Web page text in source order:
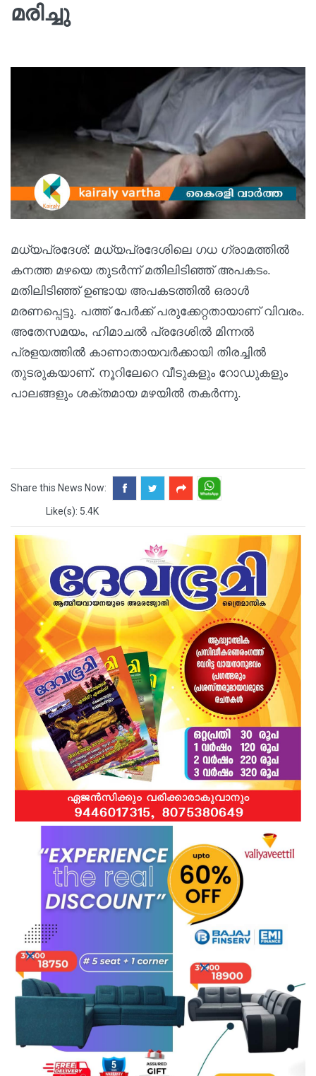
മരിച്ചു
മധ്യപ്രദേശ്: മധ്യപ്രദേശിലെ ഗധ ഗ്രാമത്തിൽ
കനത്ത മഴയെ തുടർന്ന് മതിലിടിഞ്ഞ് അപകടം.
മതിലിടിഞ്ഞ് ഉണ്ടായ അപകടത്തിൽ ഒരാൾ
മരണപ്പെട്ടു. പത്ത് പേർക്ക് പരുക്കേറ്റതായാണ് വിവരം.
അതേസമയം, ഹിമാചൽ പ്രദേശിൽ മിന്നൽ
പ്രളയത്തിൽ കാണാതായവർക്കായി തിരച്ചിൽ
തുടരുകയാണ്. നൂറിലേറെ വീടുകളും റോഡുകളും
പാലങ്ങളും ശക്തമായ മഴയിൽ തകർന്നു.
Share this News Now:
Like(s): 5.4K